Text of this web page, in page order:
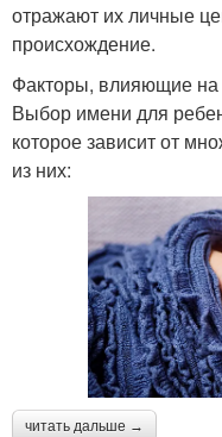
отражают их личные
происхождение.
Факторы, влияющие
Выбор имени для
которое зависит от
из них:
читать дальше →